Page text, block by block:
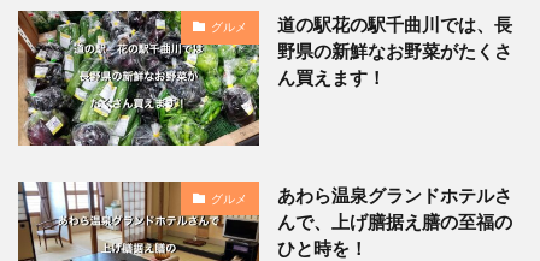
グルメ
道の駅花の駅千曲川では、長
野県の新鮮なお野菜がたくさ
ん買えます！
グルメ
あわら温泉グランドホテルさ
んで、上げ膳据え膳の至福の
ひと時を！